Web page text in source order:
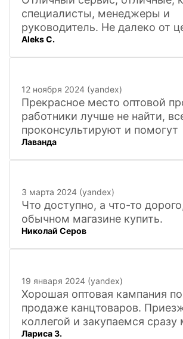
специалисты, менеджеры и
руководитель. Не далеко от
города, 20 минут
Aleks C.
12 ноября 2024 (yandex)
Прекрасное место оптовой
работники лучше не найти,
проконсультируют и помогут
Лаванда
3 марта 2024 (yandex)
Что доступно, а что-то
обычном магазине купить.
Николай Серов
19 января 2024 (yandex)
Хорошая оптовая кампания
продаже канцтоваров.
коллегой и закупаемся сразу
офиса. Удобно. Есть
Лариса З.